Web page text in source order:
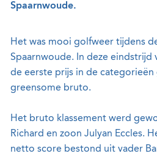
Spaarnwoude.
Het was mooi golfweer tijdens
Spaarnwoude. In deze eindstrijd
de eerste prijs in de
greensome bruto.
Het bruto klassement werd
Richard en zoon Julyan Eccles.
netto score bestond uit vader